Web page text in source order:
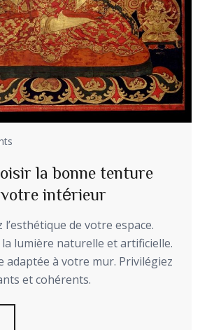
la bonne tenture
intérieur
l’esthétique de votre espace.
lumière naturelle et artificielle.
adaptée à votre mur. Privilégiez
et cohérents.